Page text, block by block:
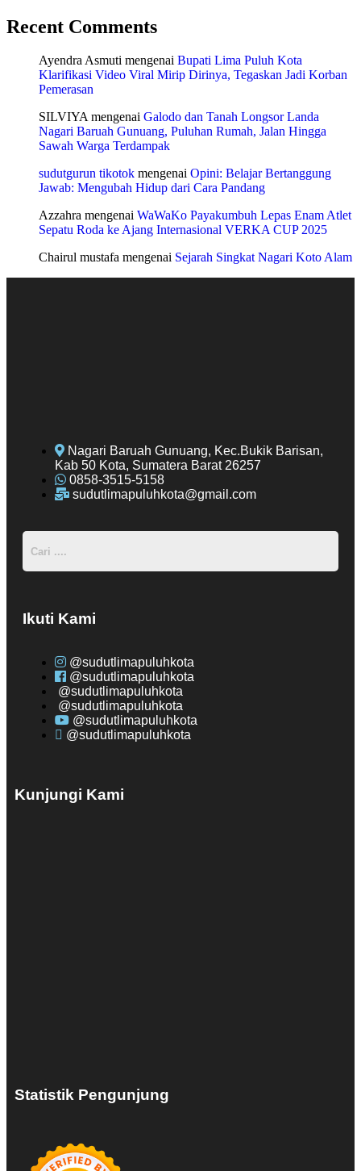
Recent Comments
Ayendra Asmuti mengenai Bupati Lima Puluh Kota
Klarifikasi Video Viral Mirip Dirinya, Tegaskan Jadi Korban
Pemerasan
SILVIYAmengenai Galodo dan Tanah Longsor Landa
Nagari Baruah Gunuang, Puluhan Rumah, Jalan Hingga
Sawah Warga Terdampak
sudutgurun tikotok mengenai Opini: Belajar Bertanggung
Jawab: Mengubah Hidup dari Cara Pandang
Azzahra mengenai WaWaKo Payakumbuh Lepas Enam Atlet
Sepatu Roda ke Ajang Internasional VERKA CUP 2025
Chairul mustafa mengenai Sejarah Singkat Nagari Koto Alam
Nagari Baruah Gunuang, Kec.Bukik Barisan,
Kab 50 Kota, Sumatera Barat 26257
0858-3515-5158
sudutlimapuluhkota@gmail.com
Ikuti Kami
@sudutlimapuluhkota
@sudutlimapuluhkota
@sudutlimapuluhkota
@sudutlimapuluhkota
@sudutlimapuluhkota
@sudutlimapuluhkota
Kunjungi Kami
Statistik Pengunjung